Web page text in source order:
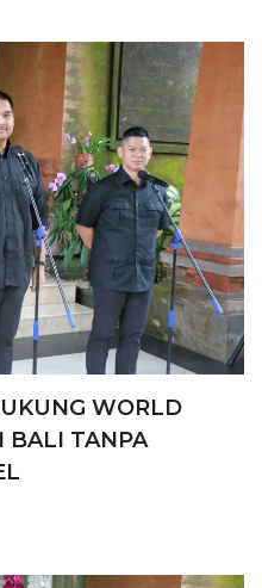
WORLD
BALI TANPA